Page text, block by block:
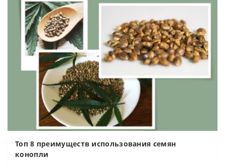
Топ 8 преимуществ использования семян
конопли